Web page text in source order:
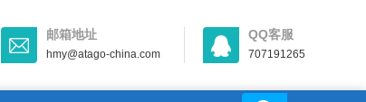
邮箱地址
hmy@atago-china.com
QQ客服
707191265